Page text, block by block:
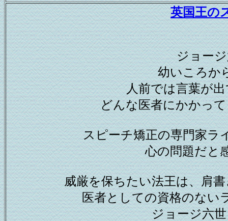
英国王の
ジョー
幼いころか
人前では言葉が
どんな医者にかかっ
スピーチ矯正の専門家ラ
心の問題だと
威厳を保ちたい法王は、肩
医者としての資格のない
ジョージ六